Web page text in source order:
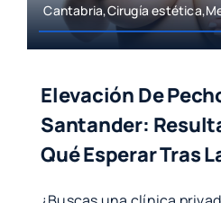
Cantabria,Cirugía
Elevación De
Santander:
Qué Esperar Tras